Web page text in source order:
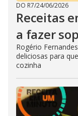
DO R7/24/06/2026
Receitas
a fazer
Rogério
deliciosas para
cozinha